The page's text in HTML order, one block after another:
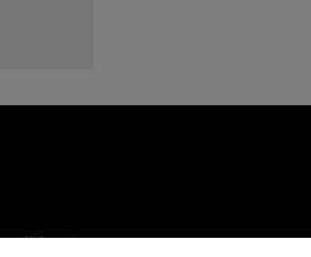
Politica de